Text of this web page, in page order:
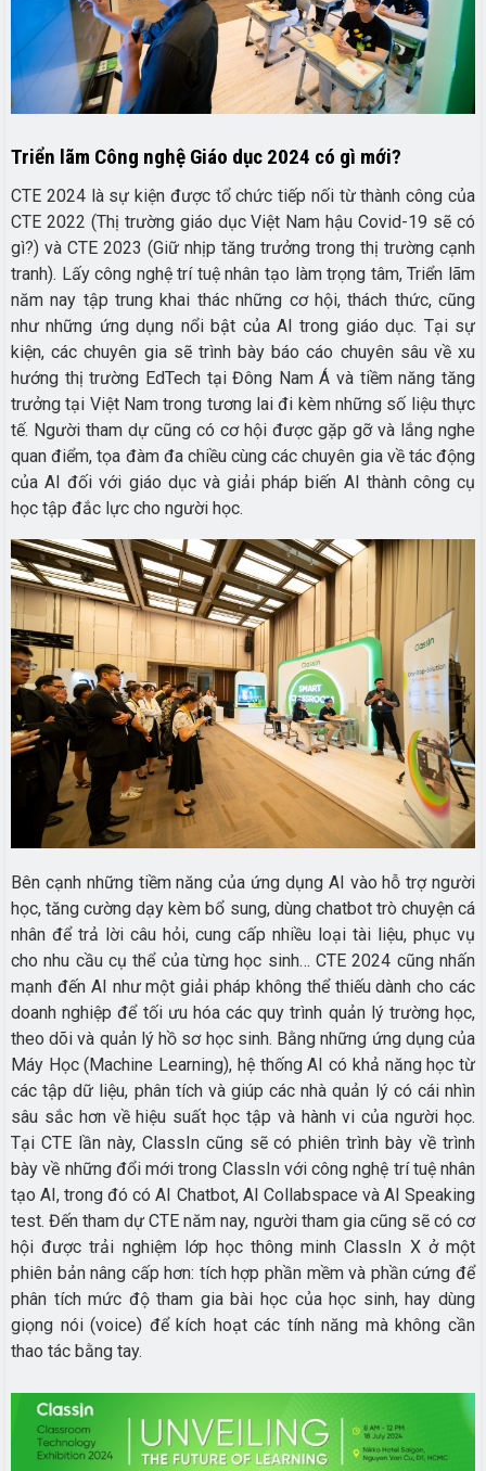
Triển lãm Công nghệ Giáo dục 2024 có gì mới?
CTE 2024 là sự kiện được tổ chức tiếp nối từ thành công của
CTE 2022 (Thị trường giáo dục Việt Nam hậu Covid-19 sẽ có
gì?) và CTE 2023 (Giữ nhịp tăng trưởng trong thị trường cạnh
tranh). Lấy công nghệ trí tuệ nhân tạo làm trọng tâm, Triển lãm
năm nay tập trung khai thác những cơ hội, thách thức, cũng
như những ứng dụng nổi bật của AI trong giáo dục. Tại sự
kiện, các chuyên gia sẽ trình bày báo cáo chuyên sâu về xu
hướng thị trường EdTech tại Đông Nam Á và tiềm năng tăng
trưởng tại Việt Nam trong tương lai đi kèm những số liệu thực
tế. Người tham dự cũng có cơ hội được gặp gỡ và lắng nghe
quan điểm, tọa đàm đa chiều cùng các chuyên gia về tác động
của AI đối với giáo dục và giải pháp biến AI thành công cụ
học tập đắc lực cho người học.
Bên cạnh những tiềm năng của ứng dụng AI vào hỗ trợ người
học, tăng cường dạy kèm bổ sung, dùng chatbot trò chuyện cá
nhân để trả lời câu hỏi, cung cấp nhiều loại tài liệu, phục vụ
cho nhu cầu cụ thể của từng học sinh… CTE 2024 cũng nhấn
mạnh đến AI như một giải pháp không thể thiếu dành cho các
doanh nghiệp để tối ưu hóa các quy trình quản lý trường học,
theo dõi và quản lý hồ sơ học sinh. Bằng những ứng dụng của
Máy Học (Machine Learning), hệ thống AI có khả năng học từ
các tập dữ liệu, phân tích và giúp các nhà quản lý có cái nhìn
sâu sắc hơn về hiệu suất học tập và hành vi của người học.
Tại CTE lần này, ClassIn cũng sẽ có phiên trình bày về trình
bày về những đổi mới trong ClassIn với công nghệ trí tuệ nhân
tạo AI, trong đó có AI Chatbot, AI Collabspace và AI Speaking
test. Đến tham dự CTE năm nay, người tham gia cũng sẽ có cơ
hội được trải nghiệm lớp học thông minh ClassIn X ở một
phiên bản nâng cấp hơn: tích hợp phần mềm và phần cứng để
phân tích mức độ tham gia bài học của học sinh, hay dùng
giọng nói (voice) để kích hoạt các tính năng mà không cần
thao tác bằng tay.